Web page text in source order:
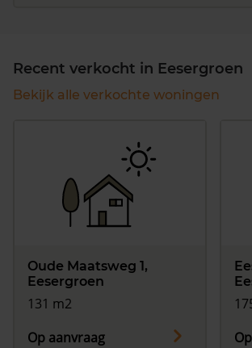
Recent verkocht in Eesergroen
Bekijk alle verkochte woningen
Oude Maatsweg 1,
Eesergroen
131 m2
Op aanvraag